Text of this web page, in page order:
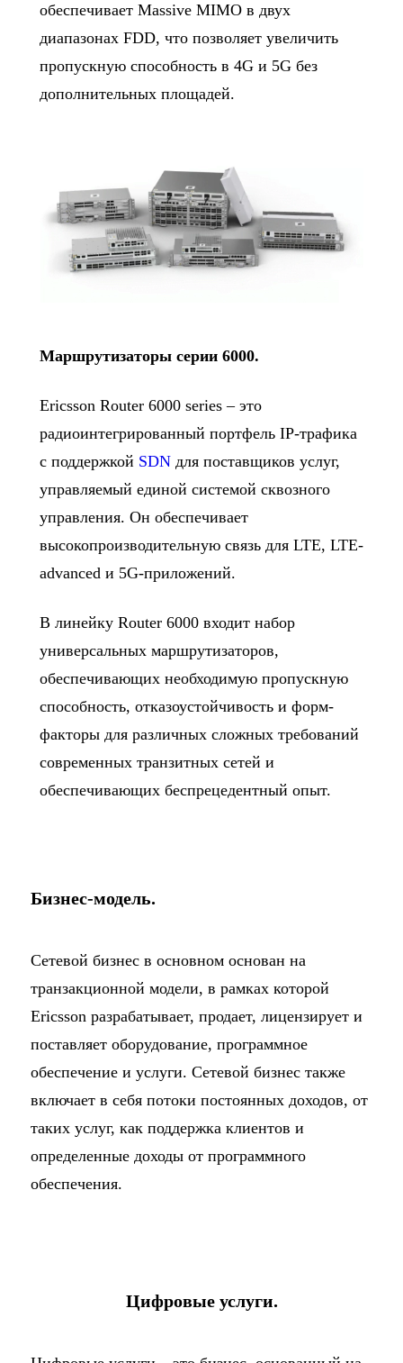
обеспечивает Massive MIMO в двух
диапазонах FDD, что позволяет увеличить
пропускную способность в 4G и 5G без
дополнительных площадей.
Маршрутизаторы серии 6000.
Ericsson Router 6000 series – это
радиоинтегрированный портфель IP-трафика
с поддержкой SDNдля поставщиков услуг,
управляемый единой системой сквозного
управления. Он обеспечивает
высокопроизводительную связь для LTE, LTE-
advanced и 5G-приложений.
В линейку Router 6000 входит набор
универсальных маршрутизаторов,
обеспечивающих необходимую пропускную
способность, отказоустойчивость и форм-
факторы для различных сложных требований
современных транзитных сетей и
обеспечивающих беспрецедентный опыт.
Бизнес-модель.
Сетевой бизнес в основном основан на
транзакционной модели, в рамках которой
Ericsson разрабатывает, продает, лицензирует и
поставляет оборудование, программное
обеспечение и услуги. Сетевой бизнес также
включает в себя потоки постоянных доходов, от
таких услуг, как поддержка клиентов и
определенные доходы от программного
обеспечения.
Цифровые услуги.